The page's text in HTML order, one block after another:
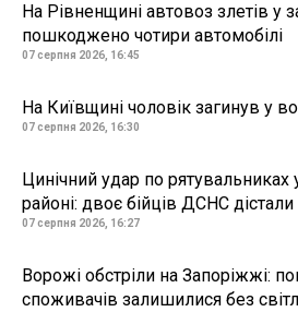
На Рівненщині автовоз злетів у
пошкоджено чотири автомобілі
07 серпня 2026, 16:45
На Київщині чоловік загинув у
07 серпня 2026, 16:30
Цинічний удар по рятувальниках
районі: двоє бійців ДСНС
07 серпня 2026, 16:27
Ворожі обстріли на Запоріжжі:
споживачів залишилися без